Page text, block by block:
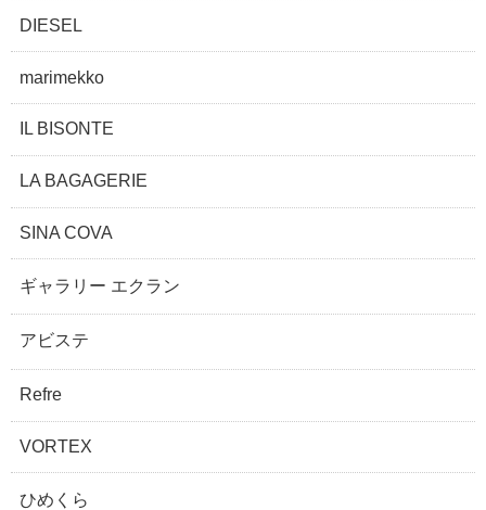
DIESEL
marimekko
IL BISONTE
LA BAGAGERIE
SINA COVA
ギャラリー エクラン
アビステ
Refre
VORTEX
ひめくら